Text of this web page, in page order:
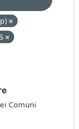
Comuni